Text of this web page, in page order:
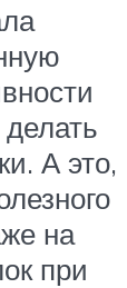
А это,
на
при